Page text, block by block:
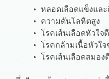
หลอดเลือดแข็งและ
ความดันโลหิตสูง
โรคเส้นเลือดหัวใจ
โรคกล้ามเนื้อหัวใจ
โรคเส้นเลือดสมอ